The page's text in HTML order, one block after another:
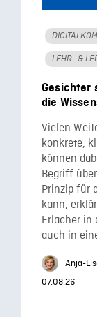
LEHR- &
Gesichter
die
Vielen
konkrete,
können
Begriff
Prinzip für
kann,
Erlacher in
auch in
Anja-
07.08.26